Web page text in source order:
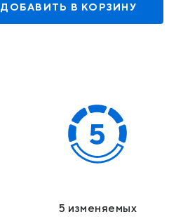
ДОБАВИТЬ В КОРЗИНУ
5 изменяемых